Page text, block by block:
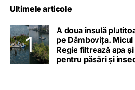
Ultimele articole
A doua insulă
pe Dâmbovița.
Regie filtrează apa
pentru păsări și